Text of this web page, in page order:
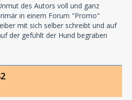
des Autors voll und ganz
in einem Forum "Promo"
mit sich selber schreibt und auf
der gefühlt der Hund begraben